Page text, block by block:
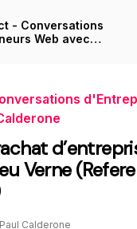
- Conversations
Web avec
Verne
Paul Calderone